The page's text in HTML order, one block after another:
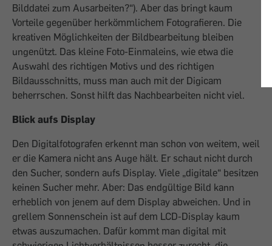
Bilddatei zum Ausarbeiten?“). Aber das bringt kaum
Vorteile gegenüber herkömmlichem Fotografieren. Die
kreativen Möglichkeiten der Bildbearbeitung bleiben
ungenützt. Das kleine Foto-Einmaleins, wie etwa die
Auswahl des richtigen Motivs und des richtigen
Bildausschnitts, muss man auch mit der Digicam
beherrschen. Sonst hilft das Nachbearbeiten nicht viel.
Blick aufs Display
Den Digitalfotografen erkennt man schon von weitem, weil
er die Kamera nicht ans Auge hält. Er schaut nicht durch
den Sucher, sondern aufs Display. Viele „digitale“ besitzen
keinen Sucher mehr. Aber: Das endgültige Bild kann
erheblich von jenem auf dem Display abweichen. Und in
grellem Sonnenschein ist auf dem LCD-Display kaum
etwas auszumachen. Dafür kommt man digital mit